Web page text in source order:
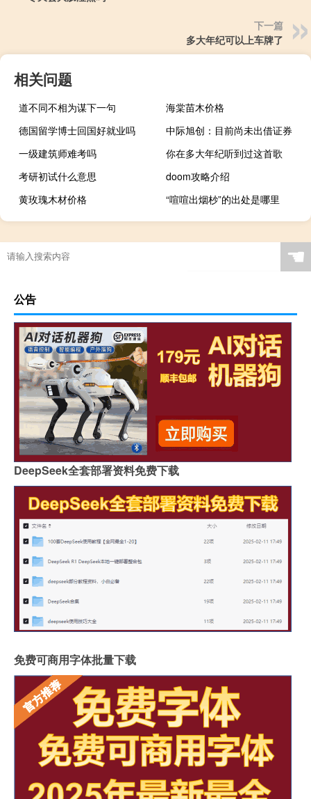
下一篇
多大年纪可以上车牌了
相关问题
道不同不相为谋下一句
海棠苗木价格
德国留学博士回国好就业吗
中际旭创：目前尚未出借证券
一级建筑师难考吗
你在多大年纪听到过这首歌
考研初试什么意思
doom攻略介绍
黄玫瑰木材价格
“喧喧出烟杪”的出处是哪里
☚
公告
DeepSeek全套部署资料免费下载
免费可商用字体批量下载